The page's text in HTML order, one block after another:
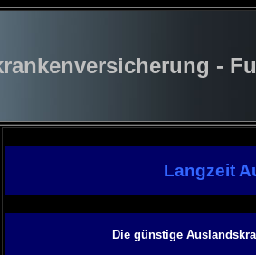
-
Langzeit
Die günstige